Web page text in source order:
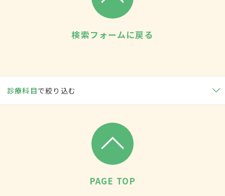
検索フォームに戻る
診療科目で絞り込む
PAGE TOP